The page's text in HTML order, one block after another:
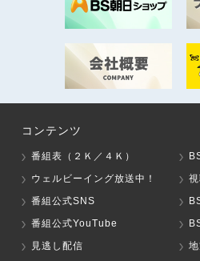
コンテンツ
番組表（２Ｋ／４Ｋ）
ウェルビーイング放送中！
番組公式SNS
番組公式YouTube
見逃し配信